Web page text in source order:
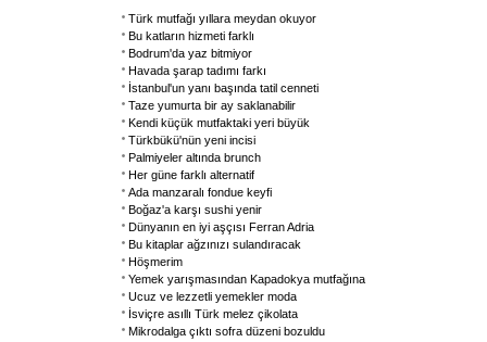
Türk mutfağı yıllara meydan okuyor
Bu katların hizmeti farklı
Bodrum'da yaz bitmiyor
Havada şarap tadımı farkı
İstanbul'un yanı başında tatil cenneti
Taze yumurta bir ay saklanabilir
Kendi küçük mutfaktaki yeri büyük
Türkbükü'nün yeni incisi
Palmiyeler altında brunch
Her güne farklı alternatif
Ada manzaralı fondue keyfi
Boğaz'a karşı sushi yenir
Dünyanın en iyi aşçısı Ferran Adria
Bu kitaplar ağzınızı sulandıracak
Höşmerim
Yemek yarışmasından Kapadokya mutfağına
Ucuz ve lezzetli yemekler moda
İsviçre asıllı Türk melez çikolata
Mikrodalga çıktı sofra düzeni bozuldu